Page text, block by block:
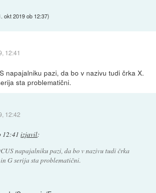
okt 2019 ob 12:37)
12:41
napajalniku pazi, da bo v nazivu tudi črka X.
sta problematični.
12:42
12:41 izjavil:
napajalniku pazi, da bo v nazivu tudi črka
G serija sta problematični.